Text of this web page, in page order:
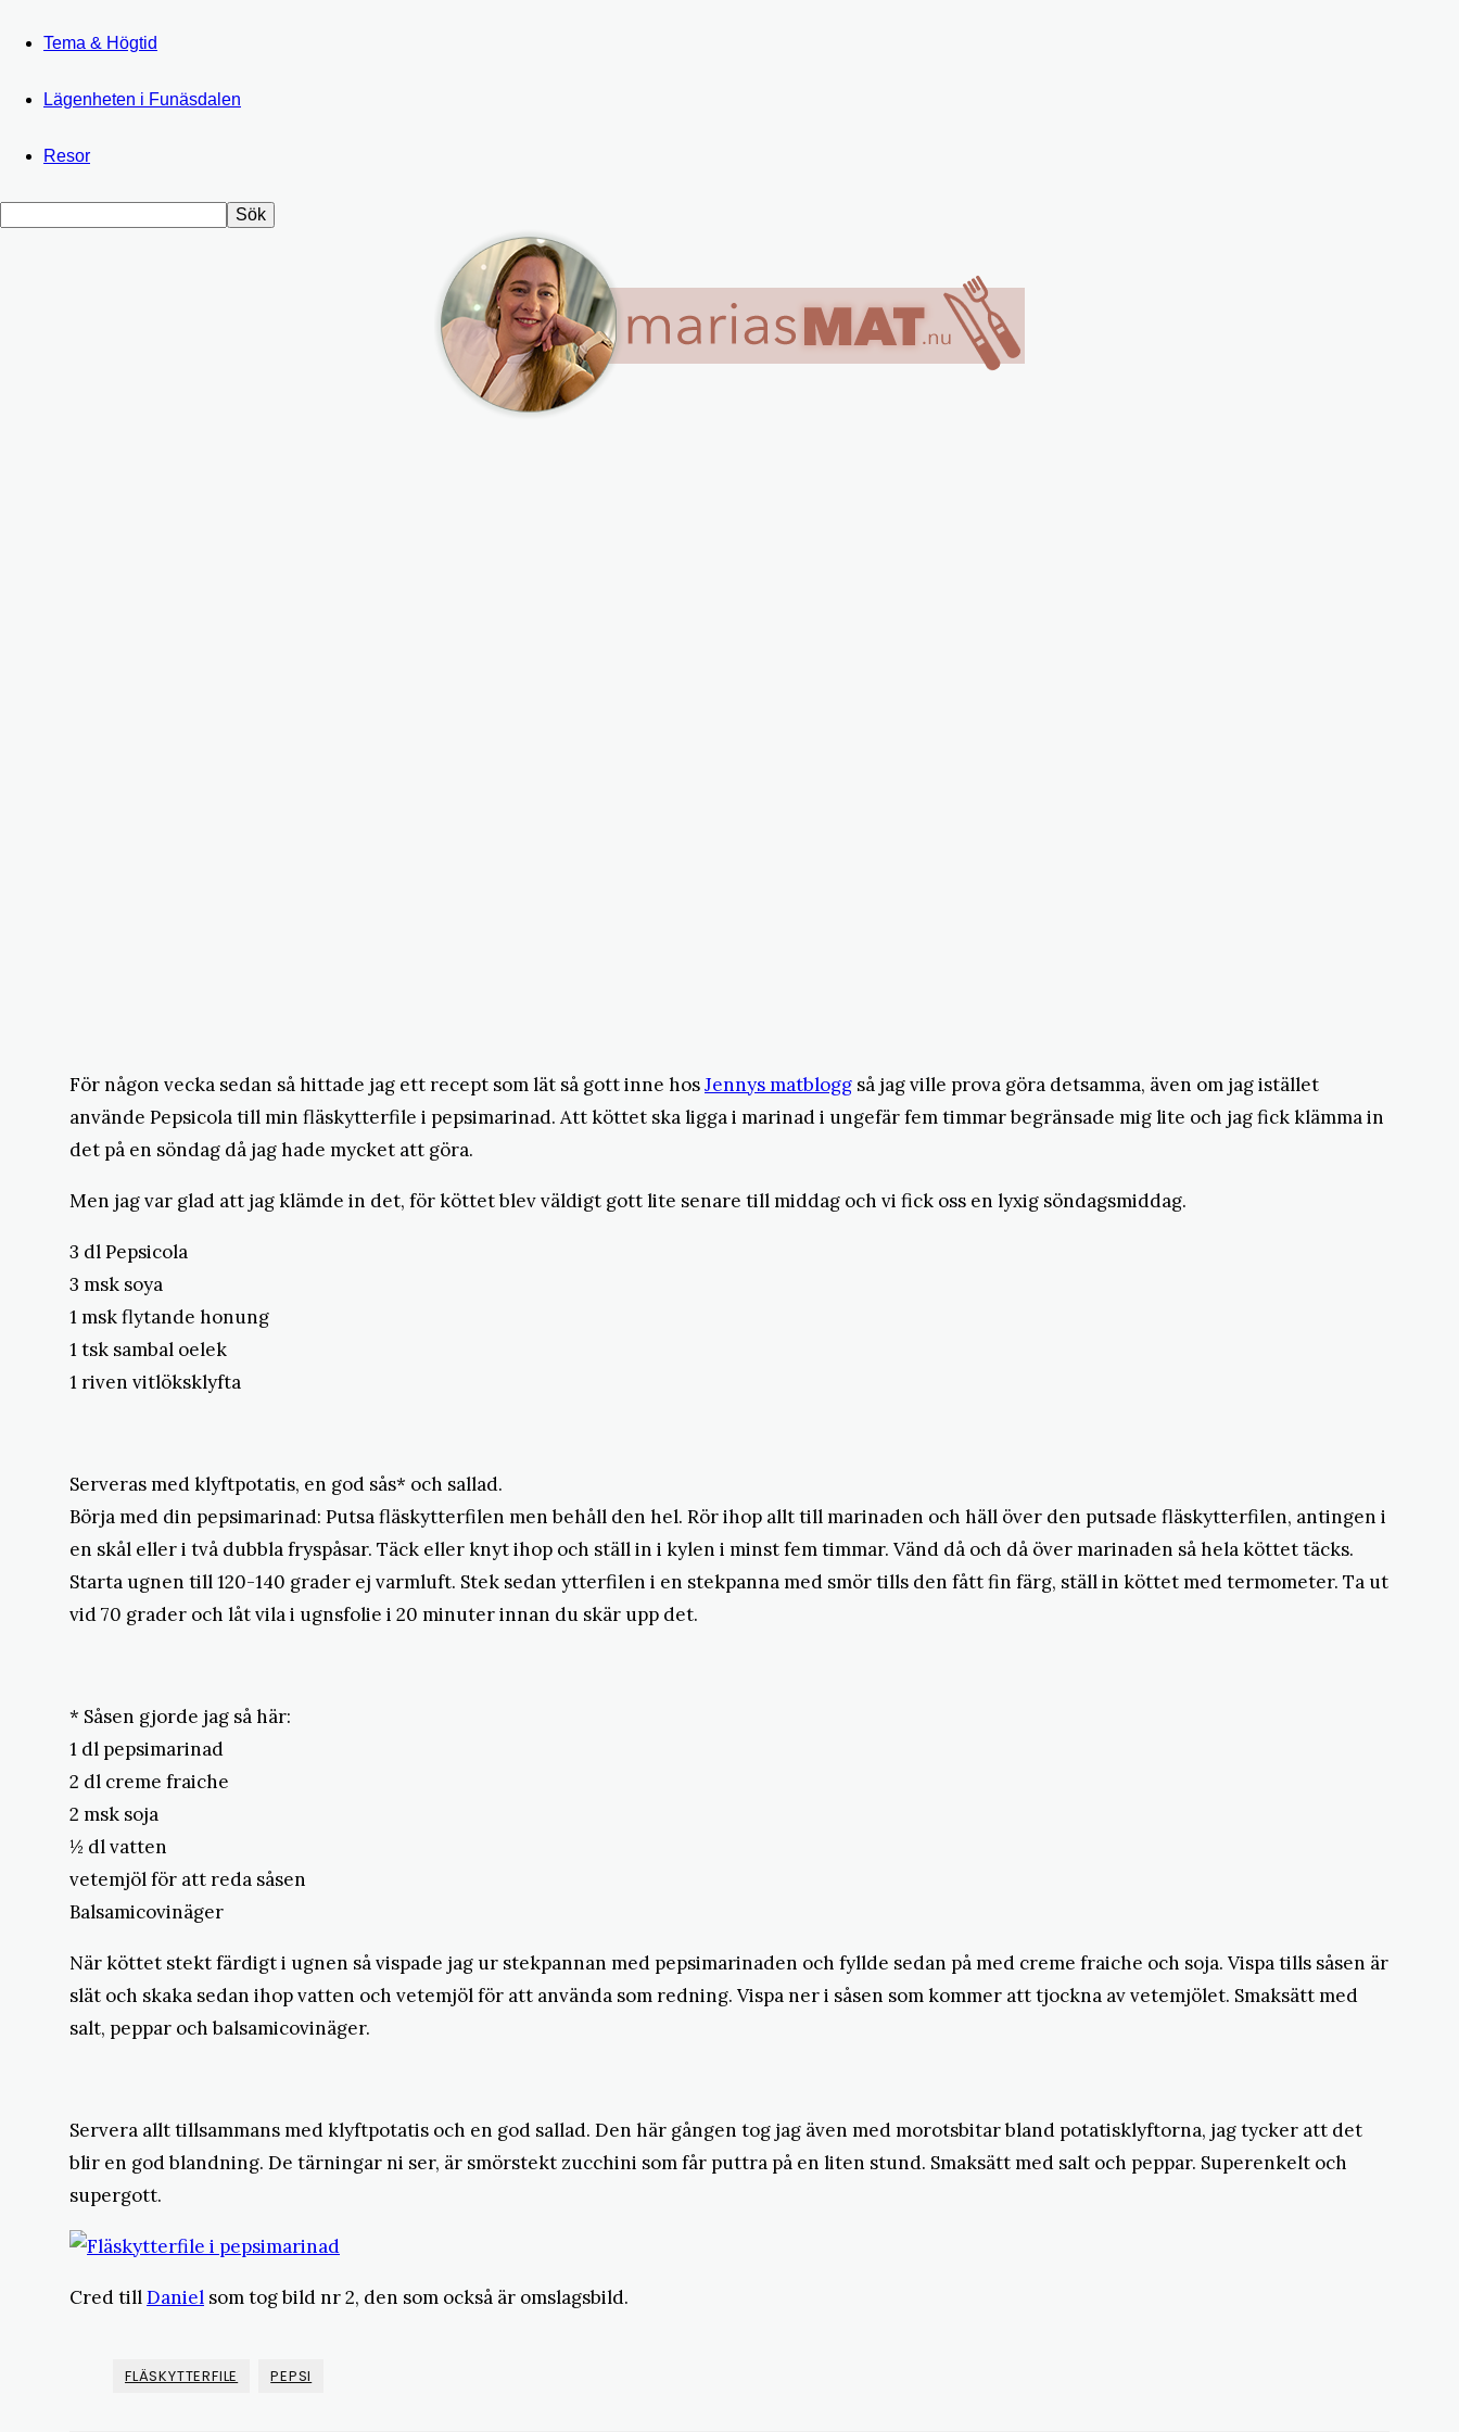
Tema & Högtid
Lägenheten i Funäsdalen
Resor
För någon vecka sedan så hittade jag ett recept som lät så gott inne hosJennys matblogg så jag ville prova göra detsamma, även om jag istället
använde Pepsicola till min fläskytterfile i pepsimarinad. Att köttet ska ligga i marinad i ungefär fem timmar begränsade mig lite och jag fick klämma in
det på en söndag då jag hade mycket att göra.
Men jag var glad att jag klämde in det, för köttet blev väldigt gott lite senare till middag och vi fick oss en lyxig söndagsmiddag.
3 dl Pepsicola
3 msk soya
1 msk flytande honung
1 tsk sambal oelek
1 riven vitlöksklyfta
Serveras med klyftpotatis, en god sås* och sallad.
Börja med din pepsimarinad: Putsa fläskytterfilen men behåll den hel. Rör ihop allt till marinaden och häll över den putsade fläskytterfilen, antingen i
en skål eller i två dubbla fryspåsar. Täck eller knyt ihop och ställ in i kylen i minst fem timmar. Vänd då och då över marinaden så hela köttet täcks.
Starta ugnen till 120-140 grader ej varmluft. Stek sedan ytterfilen i en stekpanna med smör tills den fått fin färg, ställ in köttet med termometer. Ta ut
vid 70 grader och låt vila i ugnsfolie i 20 minuter innan du skär upp det.
* Såsen gjorde jag så här:
1 dl pepsimarinad
2 dl creme fraiche
2 msk soja
½ dl vatten
vetemjöl för att reda såsen
Balsamicovinäger
När köttet stekt färdigt i ugnen så vispade jag ur stekpannan med pepsimarinaden och fyllde sedan på med creme fraiche och soja. Vispa tills såsen är
slät och skaka sedan ihop vatten och vetemjöl för att använda som redning. Vispa ner i såsen som kommer att tjockna av vetemjölet. Smaksätt med
salt, peppar och balsamicovinäger.
Servera allt tillsammans med klyftpotatis och en god sallad. Den här gången tog jag även med morotsbitar bland potatisklyftorna, jag tycker att det
blir en god blandning. De tärningar ni ser, är smörstekt zucchini som får puttra på en liten stund. Smaksätt med salt och peppar. Superenkelt och
supergott.
Cred tillDaniel som tog bild nr 2, den som också är omslagsbild.
FLÄSKYTTERFILE PEPSI